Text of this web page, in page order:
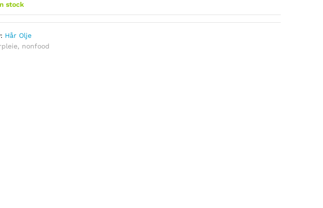
stock
Hår Olje
, nonfood